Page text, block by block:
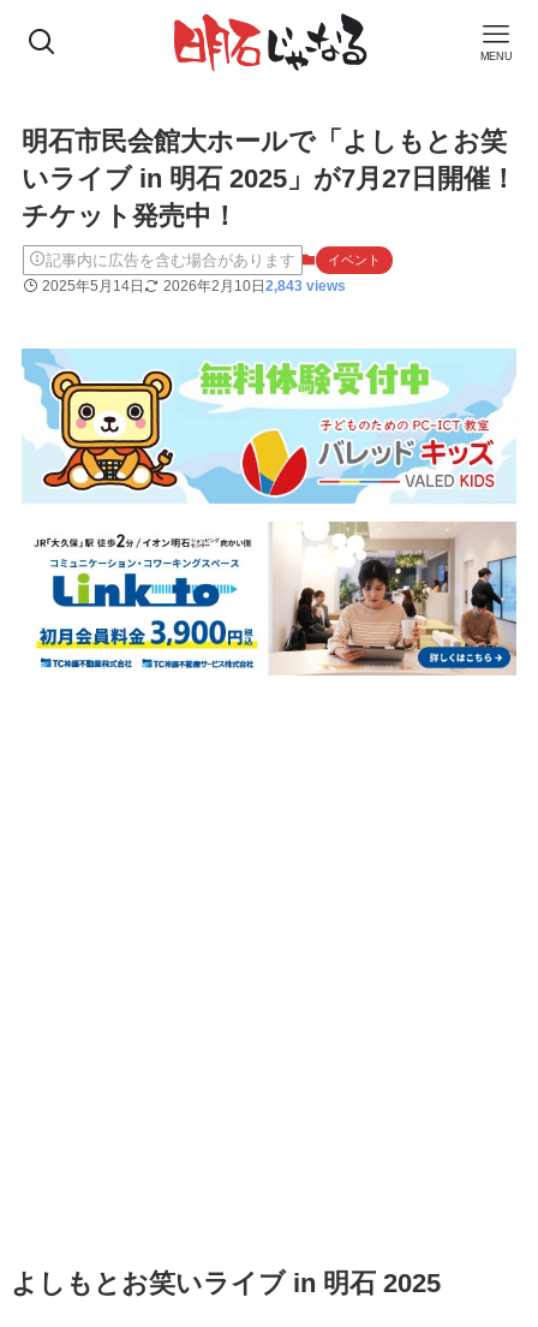
MENU
明石市民会館大ホールで「よしもとお笑
いライブ in 明石 2025」が7月27日開催！
チケット発売中！
記事内に広告を含む場合があります イベント
2025年5月14日 2026年2月10日2,843 views
よしもとお笑いライブ in 明石 2025